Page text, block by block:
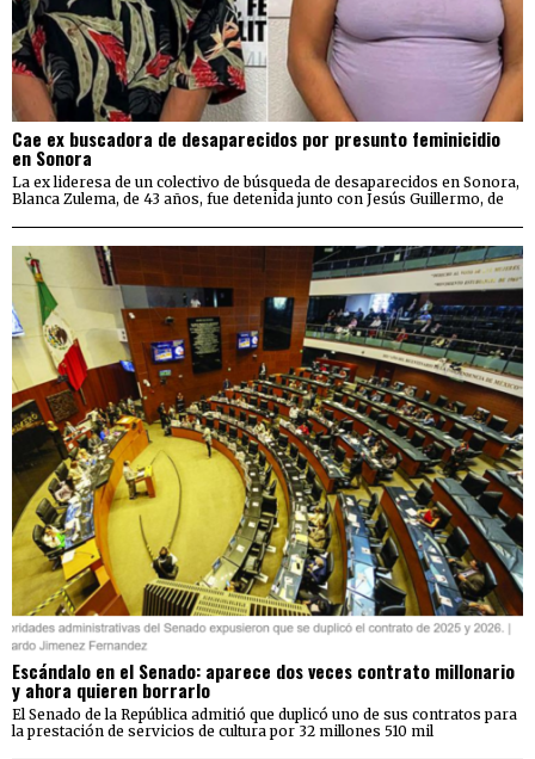
Cae ex buscadora de desaparecidos por presunto feminicidio
en Sonora
La ex lideresa de un colectivo de búsqueda de desaparecidos en Sonora,
Blanca Zulema, de 43 años, fue detenida junto con Jesús Guillermo, de
Escándalo en el Senado: aparece dos veces contrato millonario
y ahora quieren borrarlo
El Senado de la República admitió que duplicó uno de sus contratos para
la prestación de servicios de cultura por 32 millones 510 mil